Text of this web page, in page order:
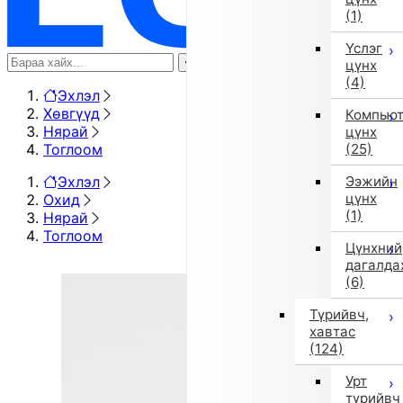
(1)
Үслэг
цүнх
(4)
цүнх
(25)
Ээжийн
цүнх
(1)
Цүнхний
(6)
Түрийвч,
хавтас
(124)
Урт
түрийвч
Эхлэл
Хөвгүүд
Нярай
Тоглоом
Эхлэл
Охид
Нярай
Тоглоом